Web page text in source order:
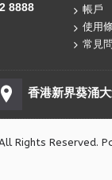
8888
帳戶
使用
常見
香港新界葵涌
Rights Reserved.